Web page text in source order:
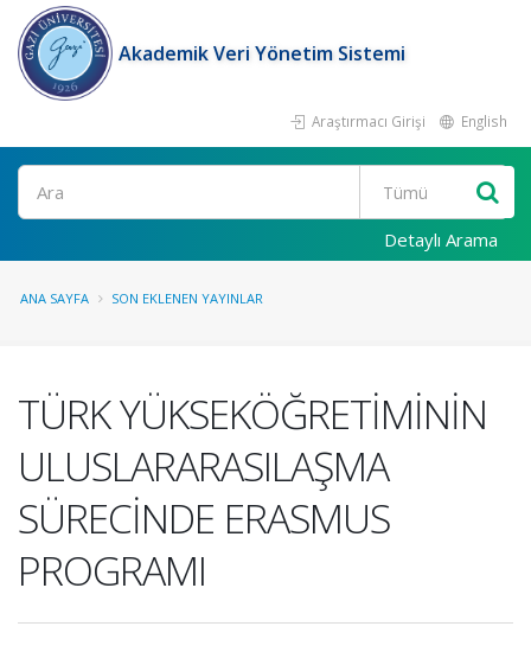
Akademik Veri Yönetim Sistemi
Araştırmacı Girişi English
Ara
Detaylı Arama
ANA SAYFA SON EKLENEN YAYINLAR
TÜRK YÜKSEKÖĞRETİMİNİN
ULUSLARARASILAŞMA
SÜRECİNDE ERASMUS
PROGRAMI